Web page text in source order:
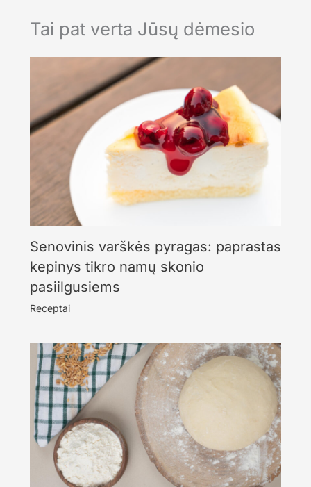
Tai pat verta Jūsų dėmesio
Senovinis varškės pyragas: paprastas
kepinys tikro namų skonio
pasiilgusiems
Receptai